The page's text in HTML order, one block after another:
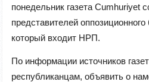
понедельник газета Cumhuriyet
представителей
который входит НРП.
По информации источников
республиканцам, объявить о